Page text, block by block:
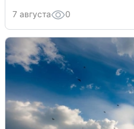
7 августа 0